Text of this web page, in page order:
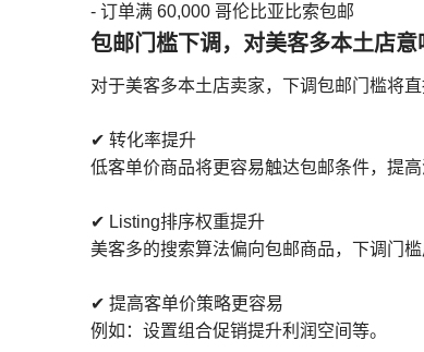
- 订单满 60,000 哥伦比亚比索包邮
包邮门槛下调，对美客多本土店意
对于美客多本土店卖家，下调包邮门槛将直
✔ 转化率提升
低客单价商品将更容易触达包邮条件，提
✔ Listing排序权重提升
美客多的搜索算法偏向包邮商品，下调门
✔ 提高客单价策略更容易
例如：设置组合促销提升利润空间等。